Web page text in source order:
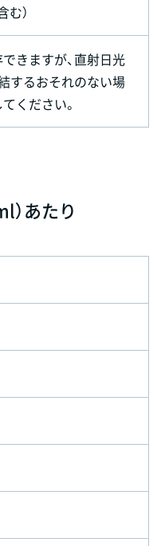
む）
きますが、直射日光
するおそれのない場
ください。
）あたり